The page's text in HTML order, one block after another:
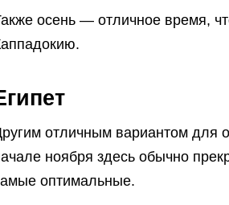
осень — отличное время,
отличным вариантом для
ноября здесь обычно
оптимальные.